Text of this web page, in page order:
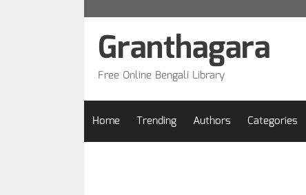
Granthagara
Free Online Bengali Library
Home Trending Authors Categories